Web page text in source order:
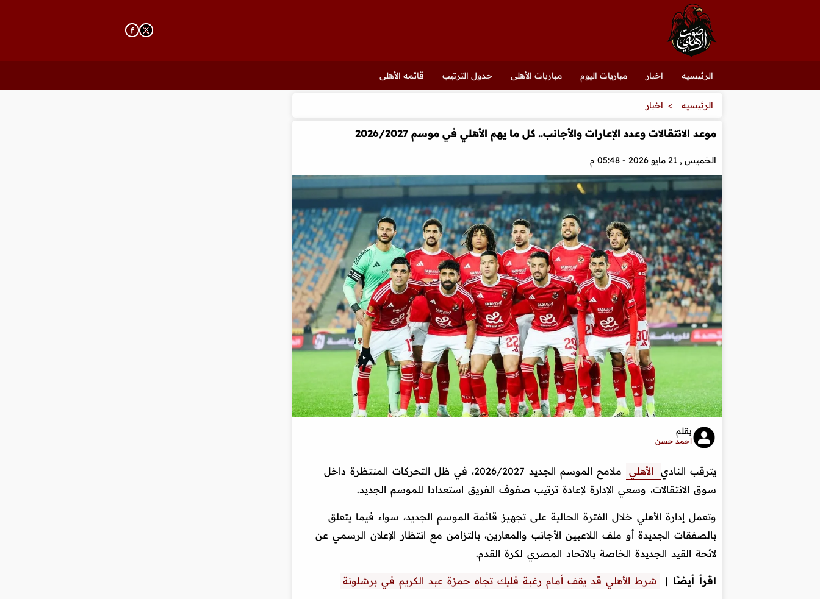
الرئيسيه اخبار مباريات اليوم مباريات الأهلى جدول الترتيب قائمه الأهلى
الرئيسيه اخبار
موعد الانتقالات وعدد الإعارات والأجانب.. كل ما يهم الأهلي في موسم 2026/2027
الخميس , 21 مايو 2026 - 05:48 م
بقلم
احمد حسن
يترقب النادي الأهلي
ملامح الموسم الجديد 2026/2027، في ظل التحركات المنتظرة داخل
سوق الانتقالات، وسعي الإدارة لإعادة ترتيب صفوف الفريق استعدادا للموسم الجديد.
وتعمل إدارة الأهلي خلال الفترة الحالية على تجهيز قائمة الموسم الجديد، سواء فيما يتعلق
بالصفقات الجديدة أو ملف اللاعبين الأجانب والمعارين، بالتزامن مع انتظار الإعلان الرسمي عن
لائحة القيد الجديدة الخاصة بالاتحاد المصري لكرة القدم.
اقرأ أيضًا | شرط الأهلي قد يقف أمام رغبة فليك تجاه حمزة عبد الكريم في برشلونة